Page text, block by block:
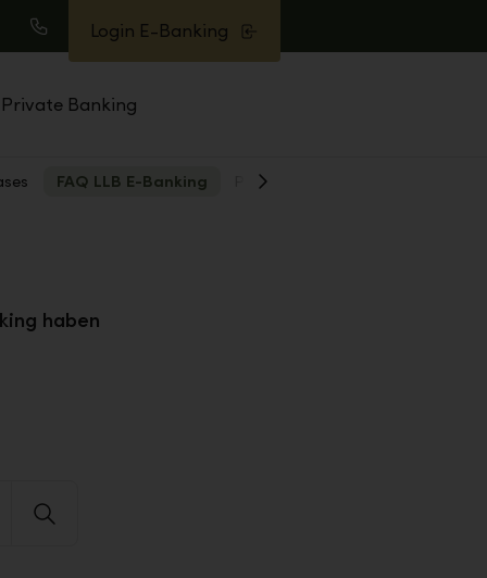
Anrufen
Login E-Banking
Private Banking
Weiter
FAQ LLB E-Banking PSD2
haben